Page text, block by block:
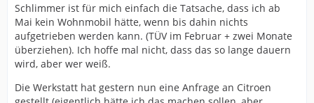
Schlimmer ist für mich einfach die Tatsache, dass ich ab
Mai kein Wohnmobil hätte, wenn bis dahin nichts
aufgetrieben werden kann. (TÜV im Februar + zwei Monate
überziehen). Ich hoffe mal nicht, dass das so lange dauern
wird, aber wer weiß.
Die Werkstatt hat gestern nun eine Anfrage an Citroen